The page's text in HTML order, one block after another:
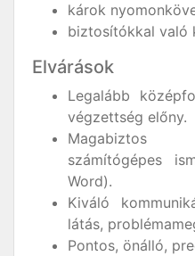
károk
biztosítókkal való
Elvárások
Legalább
végzettség előny.
Magabiztos
számítógépes
Word).
Kiváló
látás,
Pontos, önálló,